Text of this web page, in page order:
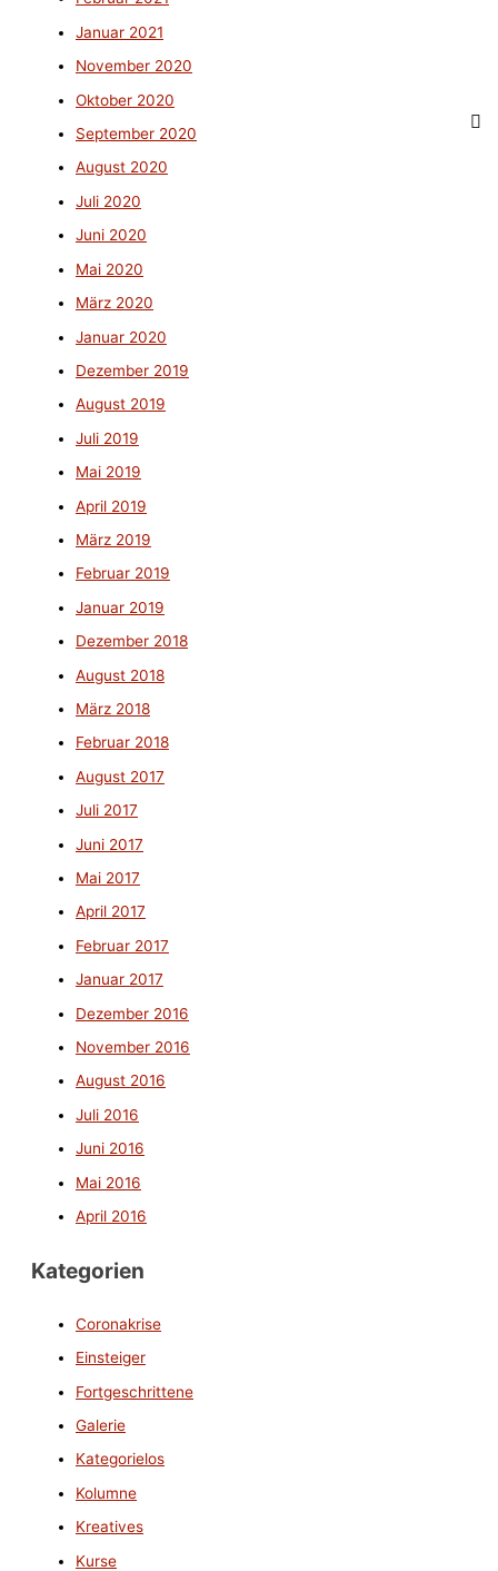
Januar 2021
November 2020
Oktober 2020
September 2020
August 2020
Juli 2020
Juni 2020
Mai 2020
März 2020
Januar 2020
Dezember 2019
August 2019
Juli 2019
Mai 2019
April 2019
März 2019
Februar 2019
Januar 2019
Dezember 2018
August 2018
März 2018
Februar 2018
August 2017
Juli 2017
Juni 2017
Mai 2017
April 2017
Februar 2017
Januar 2017
Dezember 2016
November 2016
August 2016
Juli 2016
Juni 2016
Mai 2016
April 2016
Kategorien
Coronakrise
Einsteiger
Fortgeschrittene
Galerie
Kategorielos
Kolumne
Kreatives
Kurse